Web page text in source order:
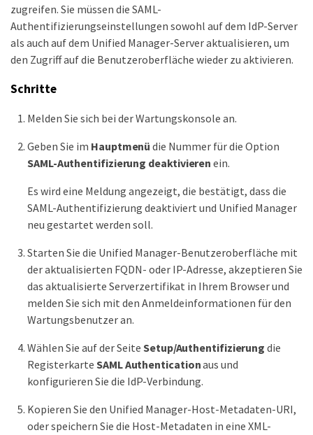
zugreifen. Sie müssen die SAML-
Authentifizierungseinstellungen sowohl auf dem IdP-Server
als auch auf dem Unified Manager-Server aktualisieren, um
den Zugriff auf die Benutzeroberfläche wieder zu aktivieren.
Schritte
Melden Sie sich bei der Wartungskonsole an.
Geben Sie im Hauptmenü die Nummer für die Option
SAML-Authentifizierung deaktivieren ein.
Es wird eine Meldung angezeigt, die bestätigt, dass die
SAML-Authentifizierung deaktiviert und Unified Manager
neu gestartet werden soll.
Starten Sie die Unified Manager-Benutzeroberfläche mit
der aktualisierten FQDN- oder IP-Adresse, akzeptieren Sie
das aktualisierte Serverzertifikat in Ihrem Browser und
melden Sie sich mit den Anmeldeinformationen für den
Wartungsbenutzer an.
Wählen Sie auf der Seite Setup/Authentifizierung die
Registerkarte SAML Authenticationaus und
konfigurieren Sie die IdP-Verbindung.
Kopieren Sie den Unified Manager-Host-Metadaten-URI,
oder speichern Sie die Host-Metadaten in eine XML-